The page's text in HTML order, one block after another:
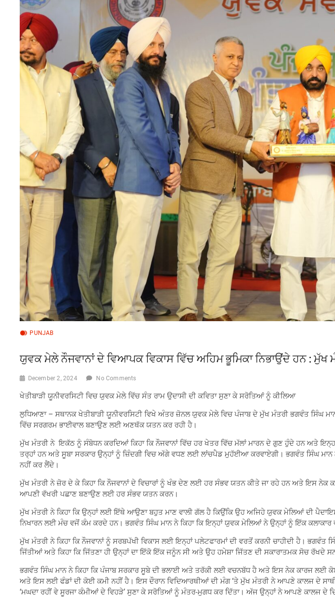
PUNJAB
ਯੁਵਕ ਮੇਲੇ ਨੌਜਵਾਨਾਂ ਦੇ ਵਿਆਪਕ ਵਿਕਾਸ ਵਿੱਚ ਅਹਿਮ ਭੂਮਿਕਾ ਨਿਭਾਉਂਦੇ ਹਨ : ਮੁੱਖ
December 2, 2024 No Comments
ਖੇਤੀਬਾੜੀ ਯੂਨੀਵਰਸਿਟੀ ਵਿਚ ਯੁਵਕ ਮੇਲੇ ਵਿੱਚ ਸੰਤ ਰਾਮ ਉਦਾਸੀ ਦੀ ਕਵਿਤਾ ਸੁਣਾ ਕੇ ਸਰੋਤਿਆਂ ਨੂੰ ਕੀਲਿਆ
ਲੁਧਿਆਣਾ – ਸਥਾਨਕ ਖੇਤੀਬਾੜੀ ਯੂਨੀਵਰਸਿਟੀ ਵਿਖੇ ਅੰਤਰ ਜ਼ੋਨਲ ਯੁਵਕ ਮੇਲੇ ਵਿਚ ਪੰਜਾਬ ਦੇ ਮੁੱਖ ਮੰਤਰੀ ਭਗਵੰਤ ਸਿੰਘ
ਵਿੱਚ ਸਰਗਰਮ ਭਾਈਵਾਲ ਬਣਾਉਣ ਲਈ ਅਣਥੱਕ ਯਤਨ ਕਰ ਰਹੀ ਹੈ।
ਮੁੱਖ ਮੰਤਰੀ ਨੇ ਇਕੱਠ ਨੂੰ ਸੰਬੋਧਨ ਕਰਦਿਆਂ ਕਿਹਾ ਕਿ ਨੌਜਵਾਨਾਂ ਵਿੱਚ ਹਰ ਖੇਤਰ ਵਿੱਚ ਮੱਲਾਂ ਮਾਰਨ ਦੇ ਗੁਣ ਹੁੰਦੇ ਹਨ ਅਤੇ ਇਨ੍ਹਾਂ
ਤਰ੍ਹਾਂ ਹਨ ਅਤੇ ਸੂਬਾ ਸਰਕਾਰ ਉਨ੍ਹਾਂ ਨੂੰ ਜ਼ਿੰਦਗੀ ਵਿਚ ਅੱਗੇ ਵਧਣ ਲਈ ਲਾਂਚਪੈਡ ਮੁਹੱਈਆ ਕਰਵਾਏਗੀ। ਭਗਵੰਤ ਸਿੰਘ
ਨਹੀਂ ਕਰ ਲੈਂਦੇ।
ਮੁੱਖ ਮੰਤਰੀ ਨੇ ਜ਼ੋਰ ਦੇ ਕੇ ਕਿਹਾ ਕਿ ਨੌਜਵਾਨਾਂ ਦੇ ਵਿਚਾਰਾਂ ਨੂੰ ਖੰਭ ਦੇਣ ਲਈ ਹਰ ਸੰਭਵ ਯਤਨ ਕੀਤੇ ਜਾ ਰਹੇ ਹਨ ਅਤੇ ਇਸ ਨੇਕ
ਆਪਣੀ ਵੱਖਰੀ ਪਛਾਣ ਬਣਾਉਣ ਲਈ ਹਰ ਸੰਭਵ ਯਤਨ ਕਰਨ।
ਮੁੱਖ ਮੰਤਰੀ ਨੇ ਕਿਹਾ ਕਿ ਉਨ੍ਹਾਂ ਲਈ ਇੱਥੇ ਆਉਣਾ ਬਹੁਤ ਮਾਣ ਵਾਲੀ ਗੱਲ ਹੈ ਕਿਉਂਕਿ ਉਹ ਅਜਿਹੇ ਯੁਵਕ ਮੇਲਿਆਂ ਦੀ
ਨਿਖਾਰਨ ਲਈ ਮੰਚ ਵਜੋਂ ਕੰਮ ਕਰਦੇ ਹਨ। ਭਗਵੰਤ ਸਿੰਘ ਮਾਨ ਨੇ ਕਿਹਾ ਕਿ ਇਨ੍ਹਾਂ ਯੁਵਕ ਮੇਲਿਆਂ ਨੇ ਉਨ੍ਹਾਂ ਨੂੰ ਇੱਕ
ਮੁੱਖ ਮੰਤਰੀ ਨੇ ਕਿਹਾ ਕਿ ਨੌਜਵਾਨਾਂ ਨੂੰ ਸਰਬਪੱਖੀ ਵਿਕਾਸ ਲਈ ਇਨ੍ਹਾਂ ਪਲੇਟਫਾਰਮਾਂ ਦੀ ਵਰਤੋਂ ਕਰਨੀ ਚਾਹੀਦੀ ਹੈ।
ਜਿੱਤੀਆਂ ਅਤੇ ਕਿਹਾ ਕਿ ਜਿੱਤਣਾ ਹੀ ਉਨ੍ਹਾਂ ਦਾ ਇੱਕੋ ਇੱਕ ਜਨੂੰਨ ਸੀ ਅਤੇ ਉਹ ਹਮੇਸ਼ਾ ਜਿੱਤਣ ਦੀ ਸਕਾਰਾਤਮਕ ਸੋਚ ਰੱਖਦੇ
ਭਗਵੰਤ ਸਿੰਘ ਮਾਨ ਨੇ ਕਿਹਾ ਕਿ ਪੰਜਾਬ ਸਰਕਾਰ ਸੂਬੇ ਦੀ ਭਲਾਈ ਅਤੇ ਤਰੱਕੀ ਲਈ ਵਚਨਬੱਧ ਹੈ ਅਤੇ ਇਸ ਨੇਕ ਕਾਰਜ ਲਈ ਕੋਈ
ਅਤੇ ਇਸ ਲਈ ਫੰਡਾਂ ਦੀ ਕੋਈ ਕਮੀ ਨਹੀਂ ਹੈ। ਇਸ ਦੌਰਾਨ ਵਿਦਿਆਰਥੀਆਂ ਦੀ ਮੰਗ ‘ਤੇ ਮੁੱਖ ਮੰਤਰੀ ਨੇ ਆਪਣੇ ਕਾਲਜ ਦੇ
‘ਮਘਦਾ ਰਹੀਂ ਵੇ ਸੂਰਜਾ ਕੰਮੀਆਂ ਦੇ ਵਿਹੜੇ’ ਸੁਣਾ ਕੇ ਸਰੋਤਿਆਂ ਨੂੰ ਮੰਤਰ-ਮੁਗਧ ਕਰ ਦਿੱਤਾ। ਅੱਜ ਉਨ੍ਹਾਂ ਨੇ ਆਪਣੇ ਕਾਲਜ ਦੇ